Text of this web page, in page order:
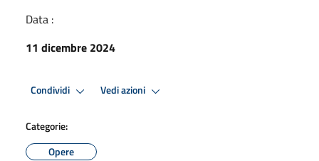
Data :
11 dicembre 2024
Condividi Vedi azioni
Categorie:
Opere